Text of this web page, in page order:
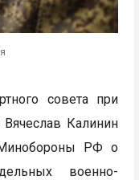
совета при
Калинин
РФ о
военно-